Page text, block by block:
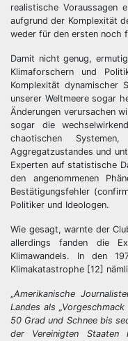
realistische Voraussagen
aufgrund der Komplexität
weder für den ersten noch
Damit nicht genug,
Klimaforschern und
Komplexität dynamischer
unserer Weltmeere sogar
Änderungen verursachen
sogar die
chaotischen
Aggregatzustandes und
Experten auf statistische
den angenommenen
Bestätigungsfehler
Politiker und Ideologen.
Wie gesagt, warnte der
allerdings fanden die
Klimawandels. In den
Klimakatastrophe [12]
„Amerikanische
Landes als
50 Grad und Schnee bis
der Vereinigten Staaten